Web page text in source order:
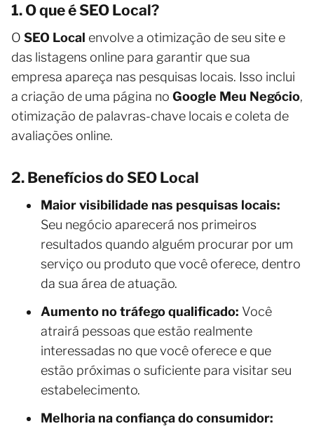
1. O que é SEO Local?
O SEO Local envolve a otimização de seu site e
das listagens online para garantir que sua
empresa apareça nas pesquisas locais. Isso inclui
a criação de uma página no Google Meu Negócio,
otimização de palavras-chave locais e coleta de
avaliações online.
2. Benefícios do SEO Local
Maior visibilidade nas pesquisas locais:
Seu negócio aparecerá nos primeiros
resultados quando alguém procurar por um
serviço ou produto que você oferece, dentro
da sua área de atuação.
Aumento no tráfego qualificado: Você
atrairá pessoas que estão realmente
interessadas no que você oferece e que
estão próximas o suficiente para visitar seu
estabelecimento.
Melhoria na confiança do consumidor: